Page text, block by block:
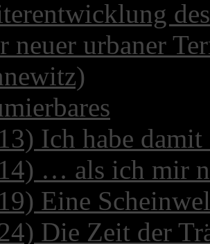
neuer urbaner
Ich habe
… als ich mir
Eine
Die Zeit der